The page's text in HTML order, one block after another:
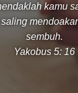
kamu
sembuh.
Yakobus 5: 16